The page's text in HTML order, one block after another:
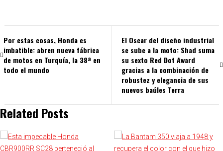
Por estas cosas, Honda es
imbatible: abren nueva fábrica
de motos en Turquía, la 38ª en
todo el mundo
El Oscar del diseño industrial
se sube a la moto: Shad suma
su sexto Red Dot Award
gracias a la combinación de
robustez y elegancia de sus
nuevos baúles Terra
Related Posts